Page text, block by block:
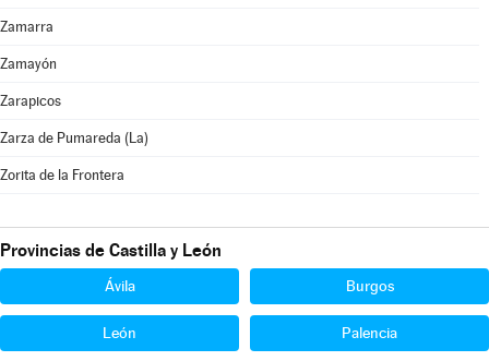
Zamarra
Zamayón
Zarapicos
Zarza de Pumareda (La)
Zorita de la Frontera
Provincias de Castilla y León
Ávila Burgos
León Palencia